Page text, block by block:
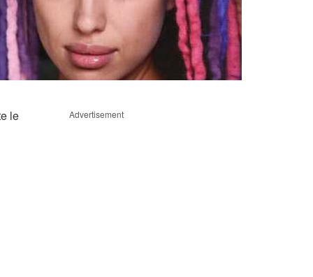
le
Advertisement